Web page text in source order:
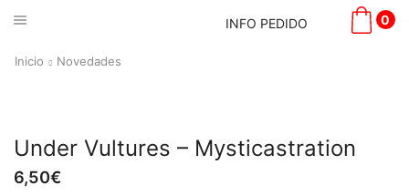
INFO PEDIDO 0
Inicio Novedades
Under Vultures – Mysticastration
6,50€